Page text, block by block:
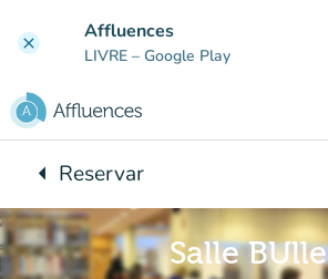
clear Affluences
LIVRE – Google Play
arrow_leftVoltar para:
Reservar
Salle BUlle